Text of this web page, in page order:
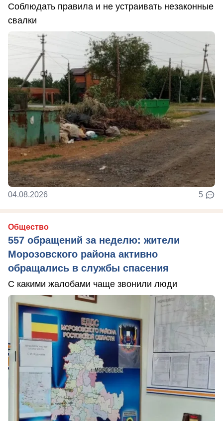
Соблюдать правила и не устраивать незаконные
свалки
04.08.2026 5
Общество
557 обращений за неделю: жители
Морозовского района активно
обращались в службы спасения
С какими жалобами чаще звонили люди